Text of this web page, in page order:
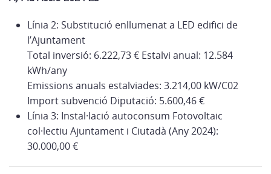
Línia 2: Substitució enllumenat a LED edifici de
l’Ajuntament
Total inversió: 6.222,73 € Estalvi anual: 12.584
kWh/any
Emissions anuals estalviades: 3.214,00 kW/C02
Import subvenció Diputació: 5.600,46 €
Línia 3: Instal·lació autoconsum Fotovoltaic
col·lectiu Ajuntament i Ciutadà (Any 2024):
30.000,00 €